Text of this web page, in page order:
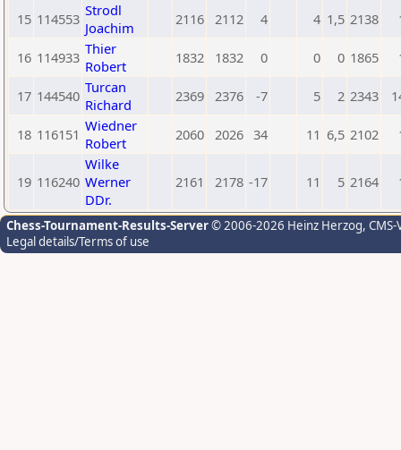
15 114553 Strodl
Joachim
2116 2112 4 4 1,5 2138
16 114933 Thier
Robert
1832 1832 0 0 0 1865
17 144540 Turcan
Richard
2369 2376 -7 5 2 2343
18 116151 Wiedner
Robert
2060 2026 34 11 6,5 2102
19 116240
Wilke
Werner
DDr.
2161 2178 -17 11 5 2164
Chess-Tournament-Results-Server© 2006-2026 Heinz Herzog,
Legal details/Terms of use